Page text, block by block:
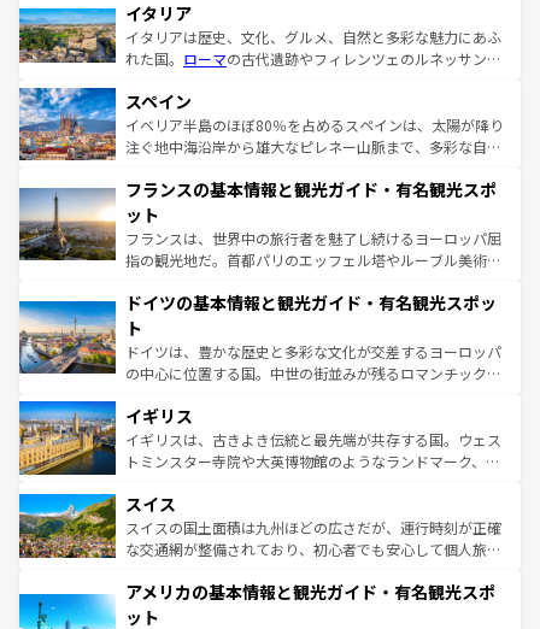
イタリア
イタリアは歴史、文化、グルメ、自然と多彩な魅力にあふ
れた国。 ローマの古代遺跡やフィレンツェのルネッサンス
ろん、トスカーナの美しい田園風景やアマルフィ海岸の絶
景など、自然景観も見逃せない。観光の合間には、本場の
ピザやパスタなど、絶品のイタリア料理を堪能することも
ませてくれるイタリアで、忘れられない旅をしてみよう！
なお、新着のイタリア情報は
しい。
スペイン
イベリア半島のほぼ80％を占めるスペインは、太陽が降り
注ぐ地中海沿岸から雄大なピレネー山脈まで、多彩な自然
文化が根付くこの国では、情熱的なフラメンコ、熱気あふ
れる闘牛、そして美味しいタパスが生活の一部となってい
る。首都マドリードの洗練された雰囲気や、バルセロナの
アートに溢れた街角から、地方では古代ローマ遺跡や中世
せる。地方によって風土や気候が異なるスペインはその個
ンテンツ一覧 を参照してほしい。
フランスの基本情報と観光ガイド・有名観光スポ
ット
フランスは、世界中の旅行者を魅了し続けるヨーロッパ屈
指の観光地だ。首都パリのエッフェル塔やルーブル美術館
で、幅広い魅力が詰まっている。華麗な宮殿、歴史的な大
聖堂、美しいビーチ、そして豊かな自然が、訪れる者を心
から魅了する。また、フランスは美食の国としても知ら
れ、フランス料理はユネスコ無形文化遺産にも登録されて
香り高いラベンダー畑など、多彩な楽しみ方が可能だ。さ
らに、パリ以外の地域にも魅力が溢れており、どの街角に
も豊かな歴史と文化が息づいている。パリ以外の個性あふ
を参照してほしい。
ドイツの基本情報と観光ガイド・有名観光スポッ
ト
ドイツは、豊かな歴史と多彩な文化が交差するヨーロッパ
の中心に位置する国。中世の街並みが残るロマンチック街
顔を持つこの国は、どこを歩いても飽きることがない。ベ
ルリンの文化的活気、バイエルン州のアルプスの絶景、そ
してライン川沿いのワイン畑といった風景は必見。ビール
は、お酒好きな人にはぜひ体験してほしい。 なお、新着の
ドイツ情報はコンテンツ一覧を参照してほしい。
イギリス
イギリスは、古きよき伝統と最先端が共存する国。ウェス
トミンスター寺院や大英博物館のようなランドマーク、歴
リアごとに異なる魅力がある。また、優雅なアフタヌーン
ティー、ビール好きにはたまらない英国パブ、サッカー観
戦など、本場だからこそできる体験も豊富。イギリスを旅
ンツ一覧を参照してほしい。
スイス
スイスの国土面積は九州ほどの広さだが、運行時刻が正確
な交通網が整備されており、初心者でも安心して個人旅行
の建物がそのまま残る町や、スイスならではのユニークな
博物館もあり、アルプス観光だけでなく町歩きも満喫する
アメリカの基本情報と観光ガイド・有名観光スポ
ット